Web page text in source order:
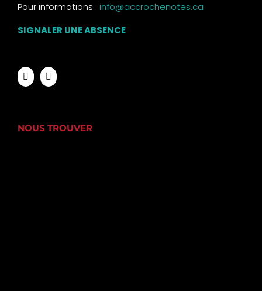
Pour informations : info@accrochenotes.ca
SIGNALER UNE ABSENCE
NOUS TROUVER